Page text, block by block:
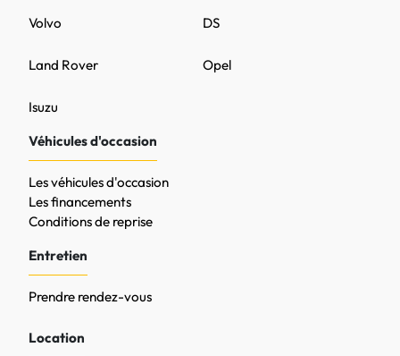
DS
Opel
Volvo
Land Rover
Isuzu
Véhicules d'occasion
Les véhicules d'occasion
Les financements
Conditions de reprise
Entretien
Prendre rendez-vous
Location